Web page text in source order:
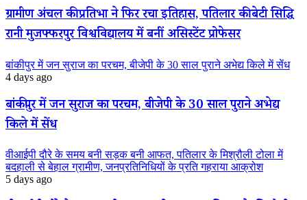
ग्रामीण अंचल की प्रतिभा ने फिर रचा इतिहास, पतिलार की बेटी सिद्धि
रानी मुजफ्फरपुर विश्वविद्यालय में बनीं असिस्टेंट प्रोफेसर
बांकीपुर में जन सुराज का परचम, बीजेपी के 30 साल पुराने अभेद्य किले में सेंध
4 days ago
बांकीपुर में जन सुराज का परचम, बीजेपी के 30 साल पुराने अभेद्य
किले में सेंध
वीआईपी दौरे के समय बनी सड़क बनी आफत, पतिलार के मिश्रौली टोला में
बदहाली से बेहाल ग्रामीण, जनप्रतिनिधियों के प्रति गहराया आक्रोश
5 days ago